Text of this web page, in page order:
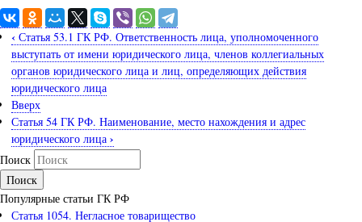
‹ Статья 53.1 ГК РФ. Ответственность лица, уполномоченного
выступать от имени юридического лица, членов коллегиальных
органов юридического лица и лиц, определяющих действия
юридического лица
Вверх
Статья 54 ГК РФ. Наименование, место нахождения и адрес
юридического лица ›
Поиск
Популярные статьи ГК РФ
Статья 1054. Негласное товарищество